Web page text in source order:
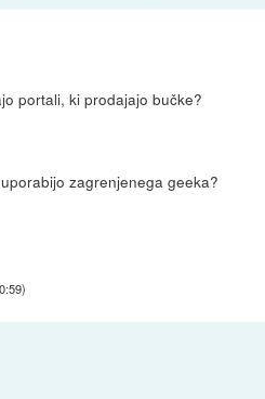
portali, ki prodajajo bučke?
zagrenjenega geeka?
)